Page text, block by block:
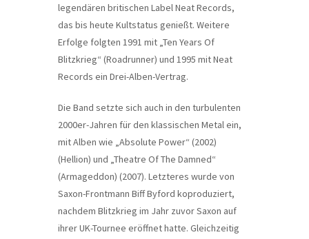
legendären britischen Label Neat Records,
das bis heute Kultstatus genießt. Weitere
Erfolge folgten 1991 mit „Ten Years Of
Blitzkrieg“ (Roadrunner) und 1995 mit Neat
Records ein Drei-Alben-Vertrag.
Die Band setzte sich auch in den turbulenten
2000er-Jahren für den klassischen Metal ein,
mit Alben wie „Absolute Power“ (2002)
(Hellion) und „Theatre Of The Damned“
(Armageddon) (2007). Letzteres wurde von
Saxon-Frontmann Biff Byford koproduziert,
nachdem Blitzkrieg im Jahr zuvor Saxon auf
ihrer UK-Tournee eröffnet hatte. Gleichzeitig